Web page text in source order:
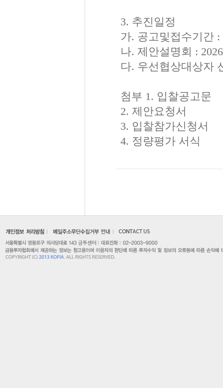
3. 추진일정
가. 공고및접수기간 :
나. 제안설명회 :
다. 우선협상대상자
첨부 1. 입찰공고문
2. 제안요청서
3. 입찰참가신청서
4. 정량평가 서식